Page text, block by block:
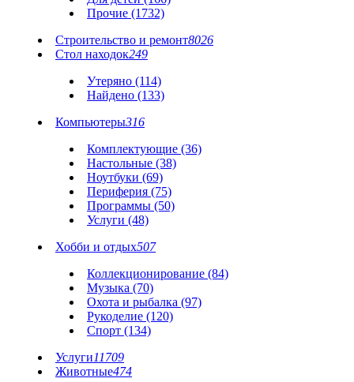
Прочие (1732)
Строительство и ремонт8026
Стол находок249
Утеряно (114)
Найдено (133)
Компьютеры316
Комплектующие (36)
Настольные (38)
Ноутбуки (69)
Периферия (75)
Программы (50)
Услуги (48)
Хобби и отдых507
Коллекционирование (84)
Музыка (70)
Охота и рыбалка (97)
Рукоделие (120)
Спорт (134)
Услуги11709
Животные474